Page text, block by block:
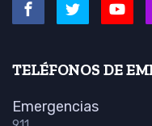
TELÉFONOS DE
Emergencias